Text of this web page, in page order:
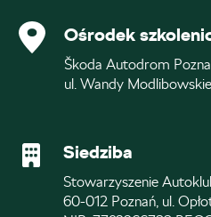
Ośrodek
Škoda Autodrom
ul. Wandy
Siedziba
Stowarzyszenie
60-012 Poznań, ul.